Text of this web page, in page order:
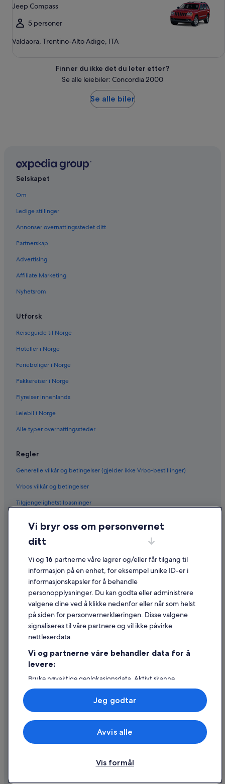
Jeep Compass
5 personer
Valdaora, Trentino-Alto Adige, ITA
Finner du ikke det du leter etter?
Se alle leiebiler: Concordia 2000
Se alle biler
Selskapet
Om
Ledige stillinger
Annonser overnattingsstedet ditt
Partnerskap
Advertising
Affiliate Marketing
Nyhetsrom
Utforsk
Reiseguide til Norge
Hoteller i Norge
Ferieboliger i Norge
Pakkereiser i Norge
Flyreiser innenlands
Leiebil i Norge
Alle typer overnattingssteder
Regler
Generelle vilkår og betingelser (gjelder ikke Vrbo-bestillinger)
Vrbos vilkår og betingelser
Tilgjengelighetstilpasninger
Juridisk informasjon / kontakt oss
Retningslinjer for innhold og rapportering av innhold
Hjelp
Kontakt oss
Avbestille eller endre bestillingen
Refusjonsprosessen og tidsrammer for refusjon
Internasjonale reisedokumenter
© 2026 Expedia, Inc., et Expedia Group-selskap. Med enerett. Expedia
og flylogoen er varemerker eller registrerte varemerker som tilhører
Vi bryr oss om personvernet
ditt
Vi og 16 partnerne våre lagrer og/eller får tilgang til
informasjon på en enhet, for eksempel unike ID-er i
informasjonskapsler for å behandle
personopplysninger. Du kan godta eller administrere
valgene dine ved å klikke nedenfor eller når som helst
på siden for personvernerklæringen. Disse valgene
signaliseres til våre partnere og vil ikke påvirke
nettleserdata.
Vi og partnerne våre behandler data for å
levere:
Bruke nøyaktige geolokasjonsdata. Aktivt skanne
enhetsegenskaper for identifikasjon. Lagre og/eller få
tilgang til informasjon på en enhet. Personlig tilpasset
annonsering og innhold, annonsering- og
innholdsmåling, publikumsundersøkelser og
tjenesteutvikling.
Liste over partnere (leverandører)
Vis formål
Avvis alle
Jeg godtar